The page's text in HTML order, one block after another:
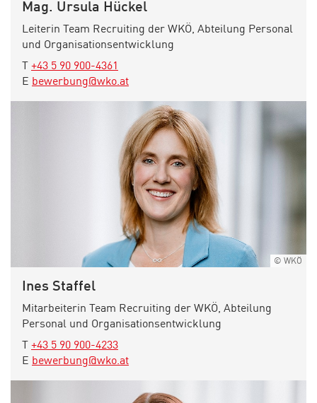
Mag. Ursula Hückel
Leiterin Team Recruiting der WKÖ, Abteilung Personal
und Organisationsentwicklung
elefon:
+43 5 90 900-4361
E -Mail:
bewerbung@wko.at
© WKÖ
Ines Staffel
Mitarbeiterin Team Recruiting der WKÖ, Abteilung
Personal und Organisationsentwicklung
Telefon:
+43 5 90 900-4233
E -Mail:
bewerbung@wko.at